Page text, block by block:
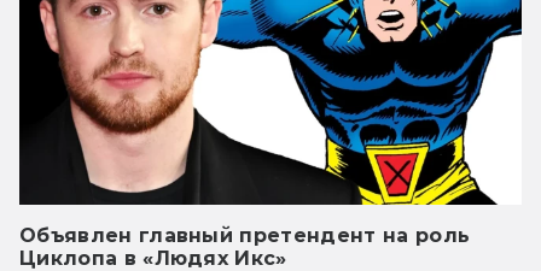
Объявлен главный претендент на роль
Циклопа в «Людях Икс»